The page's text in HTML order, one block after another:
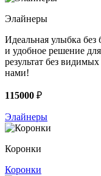
Элайнеры
Идеальная улыбка
и удобное решение
результат без
нами!
115000 ₽
Элайнеры
Коронки
Коронки